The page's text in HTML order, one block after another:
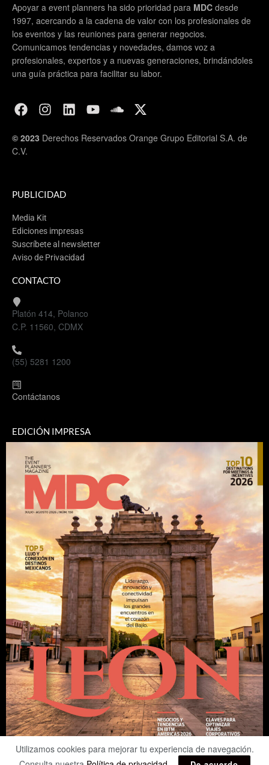
Apoyar a event planners ha sido prioridad para MDC desde
1997, acercando a la cadena de valor con los profesionales de
los eventos y las reuniones para generar negocios.
Comunicamos tendencias y novedades, damos voz a
profesionales, expertos y a nuevas generaciones, brindándoles
una guía práctica para facilitar su labor.
© 2023 Derechos Reservados Orange Grupo Editorial S.A. de
C.V.
PUBLICIDAD
Media Kit
Ediciones impresas
Suscríbete al newsletter
Aviso de Privacidad
CONTACTO
Platón 414, Polanco
C.P. 11560, CDMX
(55) 5281 1200
Contáctanos
EDICIÓN IMPRESA
Utilizamos cookies para mejorar tu experiencia de navegación.